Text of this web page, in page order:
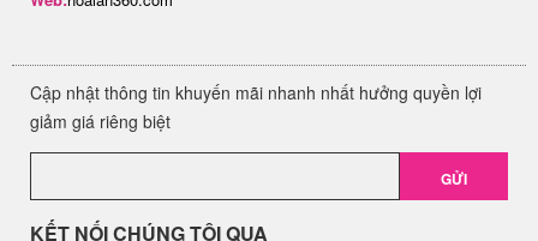
Cập nhật thông tin khuyến mãi nhanh nhất hưởng quyền lợi
giảm giá riêng biệt
GỬI
KẾT NỐI CHÚNG TÔI QUA